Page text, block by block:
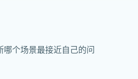
个场景最接近自己的问